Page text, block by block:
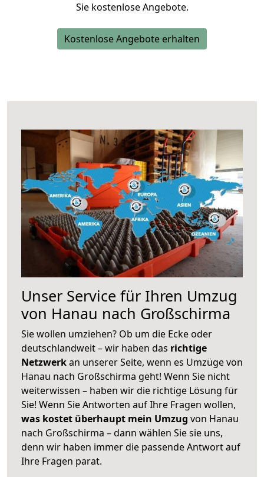
Sie kostenlose Angebote.
Kostenlose Angebote erhalten
Unser Service für Ihren Umzug
von Hanau nach Großschirma
Sie wollen umziehen? Ob um die Ecke oder
deutschlandweit – wir haben das richtige
Netzwerkan unserer Seite, wenn es Umzüge von
Hanau nach Großschirma geht! Wenn Sie nicht
weiterwissen – haben wir die richtige Lösung für
Sie! Wenn Sie Antworten auf Ihre Fragen wollen,
was kostet überhaupt mein Umzug von Hanau
nach Großschirma – dann wählen Sie sie uns,
denn wir haben immer die passende Antwort auf
Ihre Fragen parat.